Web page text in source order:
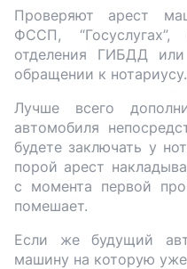
Проверяют арест
ФССП,
отделения ГИБДД или
обращении к нотариусу.
Лучше всего
автомобиля
будете заключать у
порой арест
с момента первой
помешает.
Если же будущий
машину на которую